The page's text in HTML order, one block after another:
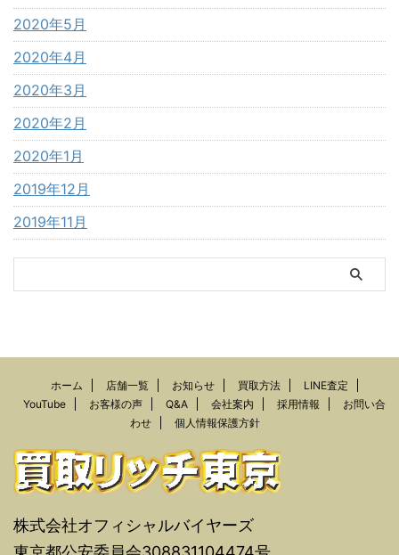
2020年5月
2020年4月
2020年3月
2020年2月
2020年1月
2019年12月
2019年11月
ホーム 店舗一覧 お知らせ 買取方法
LINE査定
YouTube
お客様の声 Q&A 会社案内 採用情報
お問い合
わせ
個人情報保護方針
株式会社オフィシャルバイヤーズ